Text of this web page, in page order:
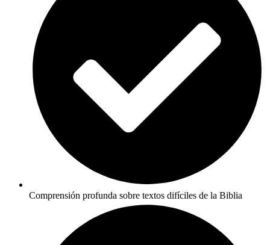
Comprensión profunda sobre textos difíciles de la Biblia